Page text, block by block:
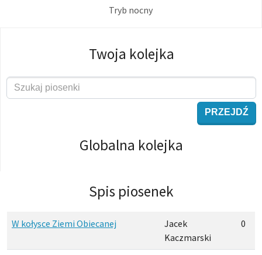
Tryb nocny
Twoja kolejka
PRZEJDŹ
Globalna kolejka
Spis piosenek
W kołysce Ziemi Obiecanej
Jacek
Kaczmarski
0